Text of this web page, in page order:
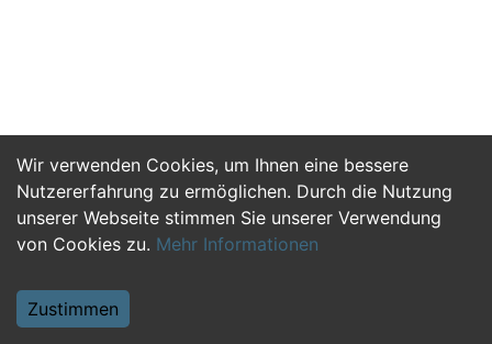
Wir verwenden Cookies, um Ihnen eine bessere
Nutzererfahrung zu ermöglichen. Durch die Nutzung
unserer Webseite stimmen Sie unserer Verwendung
von Cookies zu. Mehr Informationen
Zustimmen